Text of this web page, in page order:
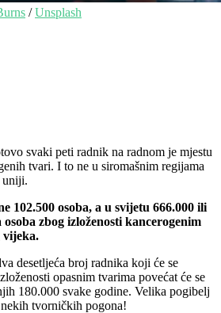
/Unsplash
svaki peti radnik na radnom je mjestu
tvari. I to ne u siromašnim regijama
uniji.
102.500 osoba, a u svijetu 666.000 ili
zbog izloženosti kancerogenim
vijeka.
desetljeća broj radnika koji će se
opasnim tvarima povećat će se
180.000 svake godine. Velika pogibelj
tvorničkih pogona!